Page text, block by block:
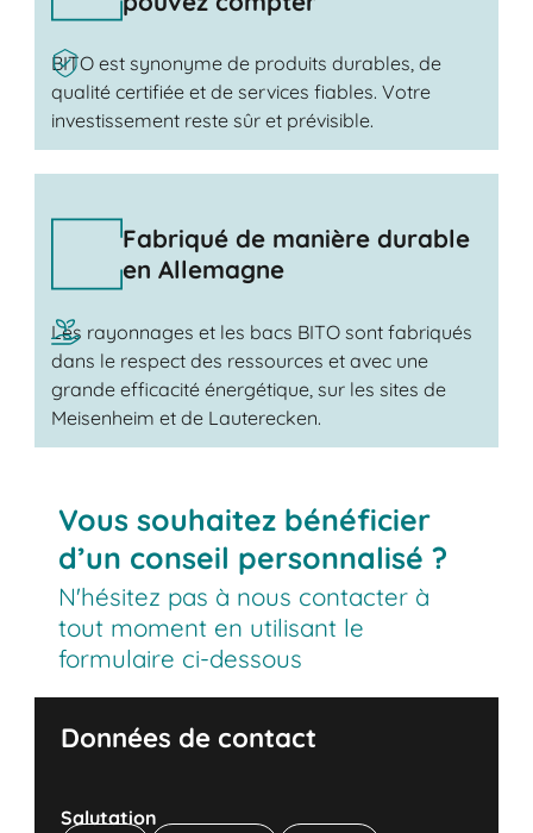
BITO est synonyme de produits durables, de
qualité certifiée et de services fiables. Votre
investissement reste sûr et prévisible.
Fabriqué de manière durable
en Allemagne
Les rayonnages et les bacs BITO sont fabriqués
dans le respect des ressources et avec une
grande efficacité énergétique, sur les sites de
Meisenheim et de Lauterecken.
Vous souhaitez bénéficier
d’un conseil personnalisé ?
N'hésitez pas à nous contacter à
tout moment en utilisant le
formulaire ci-dessous
Données de contact
Salutation